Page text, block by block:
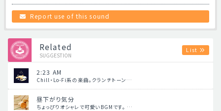
Report use of this sound
Related
SUGGESTION
List
2:23 AM
Chill・Lo-Fi系の楽曲。クランチトーン…
昼下がり気分
ちょっぴりオシャレで可愛いBGMです。 …